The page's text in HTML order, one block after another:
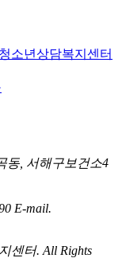
동, 서해구보건소4
E-mail.
센터. All Rights